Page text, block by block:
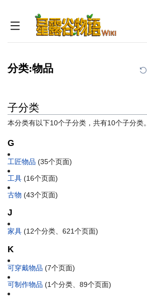
分类:物品
跳
到
导
跳
到
搜
子分类
本分类有以下10个子分类，共有10个子分类。
G
工匠物品 (35个页面)
工具 (16个页面)
古物 (43个页面)
J
家具 (12个分类、621个页面)
K
可穿戴物品 (7个页面)
可制作物品 (1个分类、89个页面)